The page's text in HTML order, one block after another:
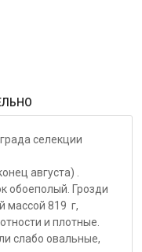
селекции
августа) .
обоеполый. Грозди
массой 819 г,
и плотные.
слабо овальные,